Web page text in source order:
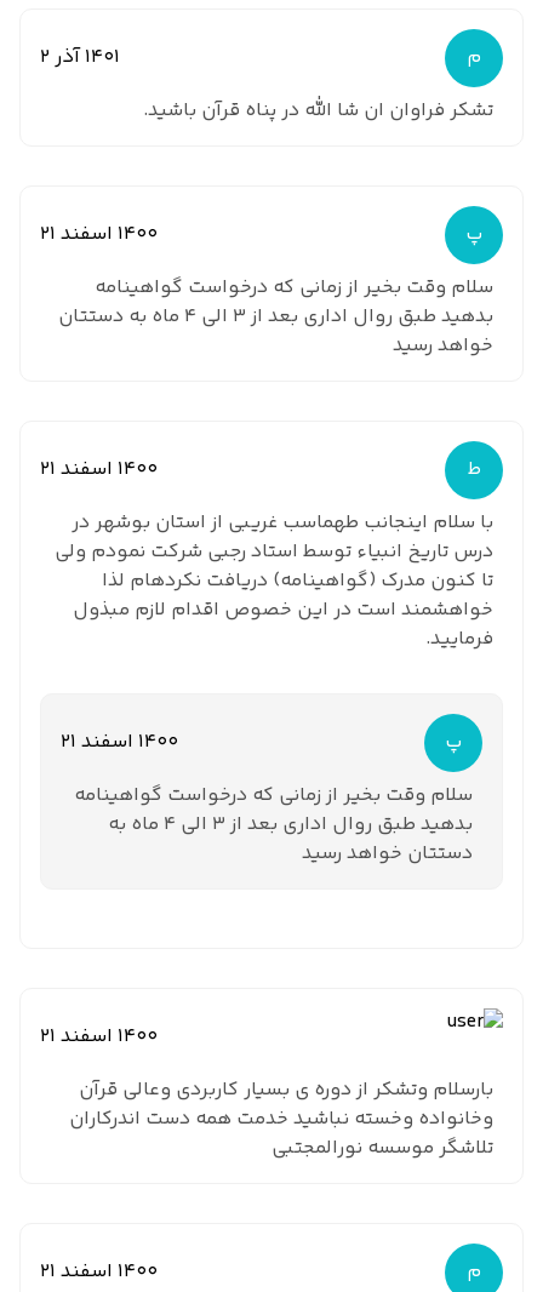
م
1401 آذر 2
تشکر فراوان ان شا الله در پناه قرآن باشید.
پ
1400 اسفند 21
سلام وقت بخیر از زمانی که درخواست گواهینامه
بدهید طبق روال اداری بعد از 3 الی 4 ماه به دستتان
خواهد رسید
ط
1400 اسفند 21
با سلام اینجانب طهماسب غریبی از استان بوشهر در
درس تاریخ انبیاء توسط استاد رجبی شرکت نمودم ولی
تا کنون مدرک (گواهینامه) دریافت نکردهام لذا
خواهشمند است در این خصوص اقدام لازم مبذول
فرمایید.
پ
1400 اسفند 21
سلام وقت بخیر از زمانی که درخواست گواهینامه
بدهید طبق روال اداری بعد از 3 الی 4 ماه به
دستتان خواهد رسید
1400 اسفند 21
بارسلام وتشکر از دوره ی بسیار کاربردی وعالی قرآن
وخانواده وخسته نباشید خدمت همه دست اندرکاران
تلاشگر موسسه نورالمجتبی
م
1400 اسفند 21